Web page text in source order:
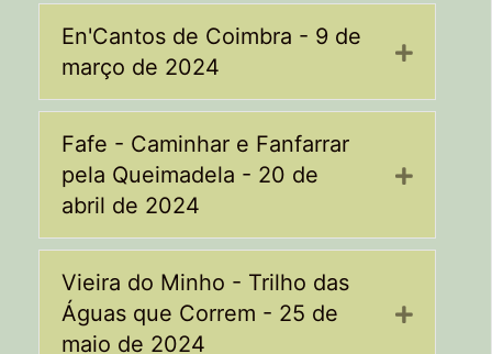
En'Cantos de Coimbra - 9 de
março de 2024
Expand
Fafe - Caminhar e Fanfarrar
pela Queimadela - 20 de
abril de 2024
Expand
Vieira do Minho - Trilho das
Águas que Correm - 25 de
maio de 2024
Expand